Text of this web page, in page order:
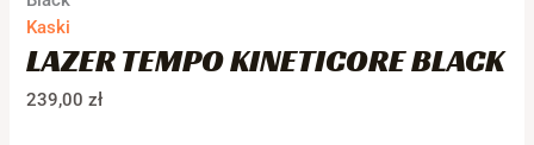
Kaski
LAZER TEMPO KINETICORE BLACK
239,00zł